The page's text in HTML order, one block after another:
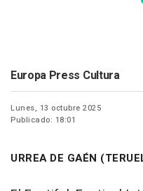
Europa Press Cultura
Lunes, 13 octubre 2025
Publicado: 18:01
URREA DE GAÉN